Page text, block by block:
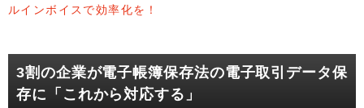
ルインボイスで効率化を！
3割の企業が電子帳簿保存法の電子取引データ保
存に「これから対応する」